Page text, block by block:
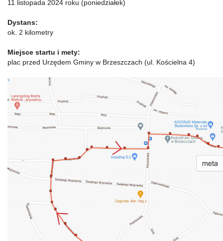
11 listopada 2024 roku (poniedziałek)
Dystans:
ok. 2 kilometry
Miejsce startu i mety:
plac przed Urzędem Gminy w Brzeszczach (ul. Kościelna 4)